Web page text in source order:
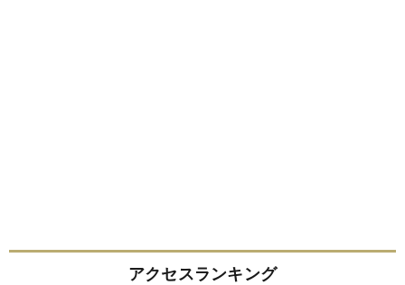
アクセスランキング